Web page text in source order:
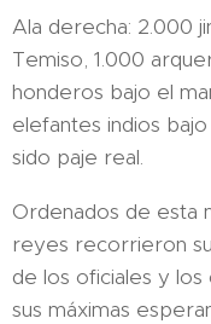
Ala derecha: 2.000
Temiso, 1.000
honderos bajo el
elefantes indios
sido paje real.
Ordenados de esta
reyes recorrieron
de los oficiales y
sus máximas